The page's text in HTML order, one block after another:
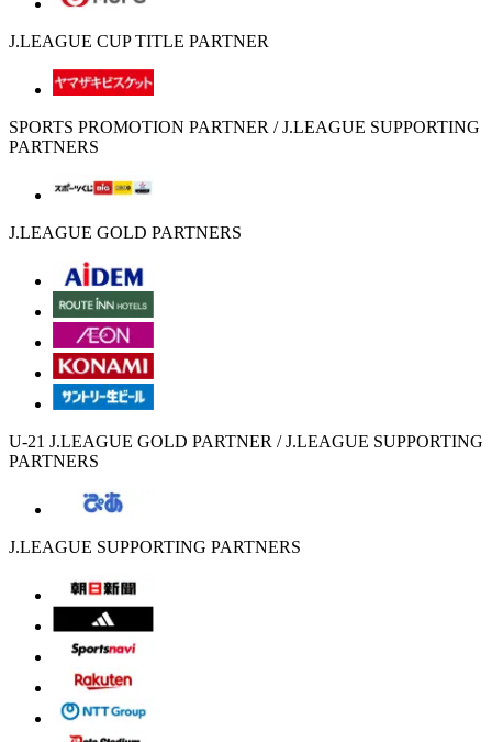
J.LEAGUE CUP TITLE PARTNER
SPORTS PROMOTION PARTNER / J.LEAGUE SUPPORTING
PARTNERS
J.LEAGUE GOLD PARTNERS
U-21 J.LEAGUE GOLD PARTNER / J.LEAGUE SUPPORTING
PARTNERS
J.LEAGUE SUPPORTING PARTNERS